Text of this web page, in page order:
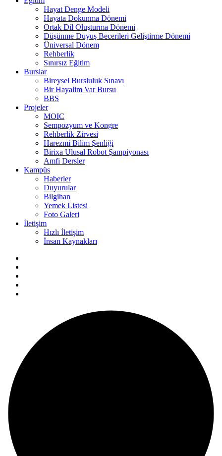
Hayat Denge Modeli
Hayata Dokunma Dönemi
Ortak Dil Oluşturma Dönemi
Düşünme Duyuş Becerileri Geliştirme Dönemi
Üniversal Dönem
Rehberlik
Sınırsız Eğitim
Burslar
Bireysel Bursluluk Sınavı
Bir Hayalim Var Bursu
BBS
Projeler
MOIC
Sempozyum ve Kongre
Rehberlik Zirvesi
Harezmi Bilim Şenliği
Birixa Ulusal Robot Şampiyonası
Amfi Dersler
Kampüs
Haberler
Duyurular
Bilgihan
Yemek Listesi
Foto Galeri
İletişim
Hızlı İletişim
İnsan Kaynakları